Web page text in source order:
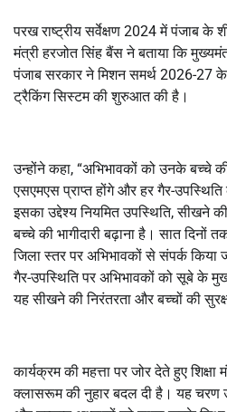
परख राष्ट्रीय सर्वेक्षण 2024 में पंजाब के
मंत्री हरजोत सिंह बैंस ने बताया कि
पंजाब सरकार ने मिशन समर्थ 2026-27
ट्रैकिंग सिस्टम की शुरुआत की है।
उन्होंने कहा, “अभिभावकों को उनके बच्चे
एसएमएस प्राप्त होंगे और हर गैर-उपस्थिति
इसका उद्देश्य नियमित उपस्थिति, सीखने
बच्चे की भागीदारी बढ़ाना है। सात
जिला स्तर पर अभिभावकों से संपर्क किया
गैर-उपस्थिति पर अभिभावकों को सूबे के
यह सीखने की निरंतरता और बच्चों की
कार्यक्रम की महत्ता पर जोर देते हुए
क्लासरूम की नुहार बदल दी है। यह चरण